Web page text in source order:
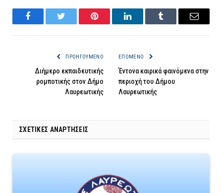
FacebookTwitter Pinterest LinkedInTumblr Email
ΠΡΟΗΓΟΎΜΕΝΟ
Διήμερο εκπαιδευτικής
ρομποτικής στον Δήμο
Λαυρεωτικής
ΕΠΌΜΕΝΟ
Έντονα καιρικά φαινόμενα στην
περιοχή του Δήμου
Λαυρεωτικής
ΣΧΕΤΙΚΈΣ ΑΝΑΡΤΉΣΕΙΣ